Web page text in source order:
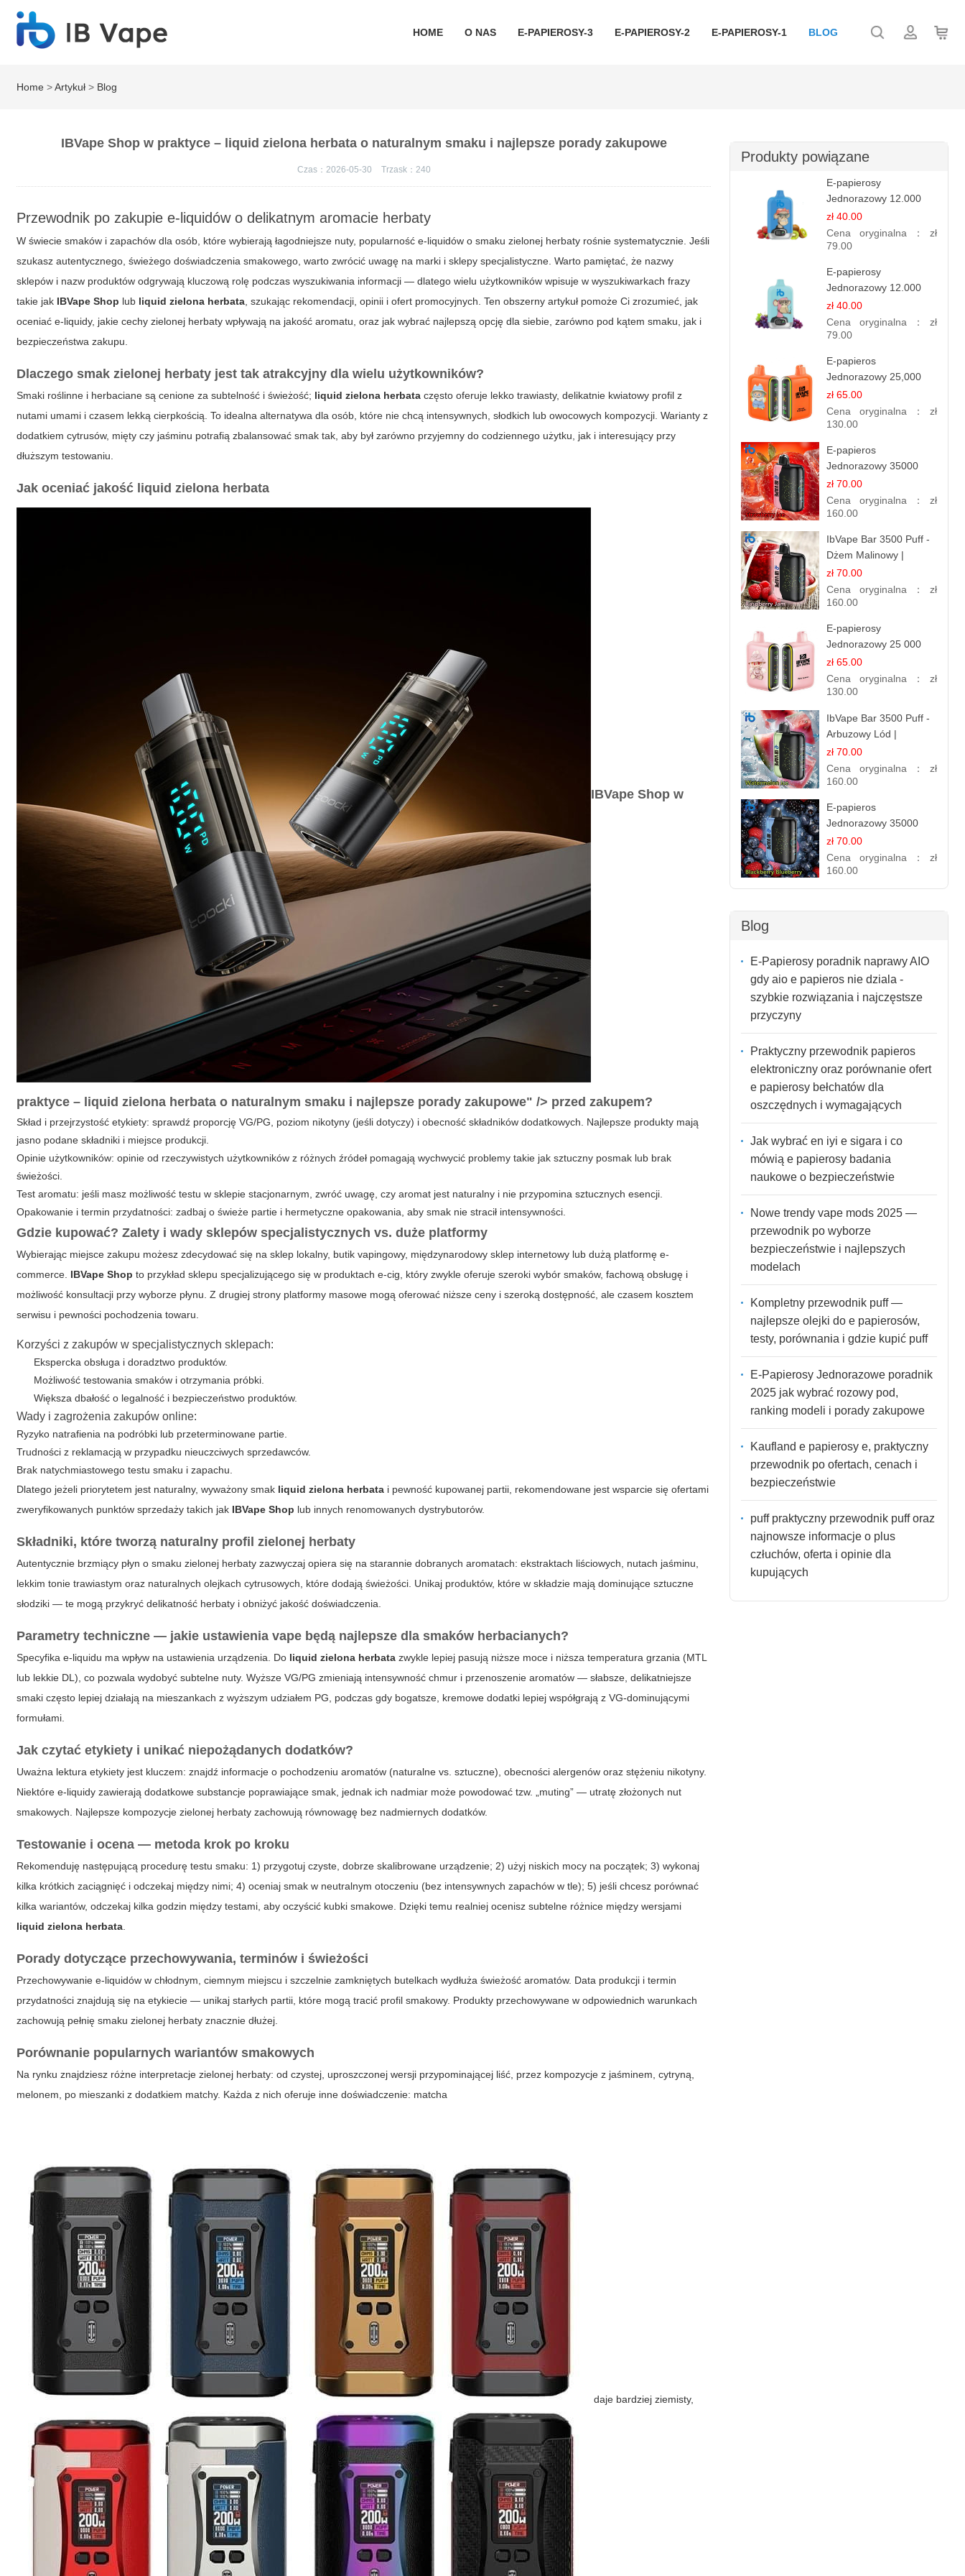
HOME O NAS E-PAPIEROSY-3 E-PAPIEROSY-2 E-PAPIEROSY-1 BLOG
Home >Artykuł > Blog
IBVape Shop w praktyce – liquid zielona herbata o naturalnym smaku i najlepsze porady zakupowe
Czas：2026-05-30 Trzask： 240
Przewodnik po zakupie e-liquidów o delikatnym aromacie herbaty
W świecie smaków i zapachów dla osób, które wybierają łagodniejsze nuty, popularność e-liquidów o smaku zielonej herbaty rośnie systematycznie. Jeśli
szukasz autentycznego, świeżego doświadczenia smakowego, warto zwrócić uwagę na marki i sklepy specjalistyczne. Warto pamiętać, że nazwy
sklepów i nazw produktów odgrywają kluczową rolę podczas wyszukiwania informacji — dlatego wielu użytkowników wpisuje w wyszukiwarkach frazy
takie jak IBVape Shop lub liquid zielona herbata , szukając rekomendacji, opinii i ofert promocyjnych. Ten obszerny artykuł pomoże Ci zrozumieć, jak
oceniać e-liquidy, jakie cechy zielonej herbaty wpływają na jakość aromatu, oraz jak wybrać najlepszą opcję dla siebie, zarówno pod kątem smaku, jak i
bezpieczeństwa zakupu.
Dlaczego smak zielonej herbaty jest tak atrakcyjny dla wielu użytkowników?
Smaki roślinne i herbaciane są cenione za subtelność i świeżość; liquid zielona herbata często oferuje lekko trawiasty, delikatnie kwiatowy profil z
nutami umami i czasem lekką cierpkością. To idealna alternatywa dla osób, które nie chcą intensywnych, słodkich lub owocowych kompozycji. Warianty z
dodatkiem cytrusów, mięty czy jaśminu potrafią zbalansować smak tak, aby był zarówno przyjemny do codziennego użytku, jak i interesujący przy
dłuższym testowaniu.
Jak oceniać jakość liquid zielona herbata
IBVape Shop w
praktyce – liquid zielona herbata o naturalnym smaku i najlepsze porady zakupowe" /> przed zakupem?
Skład i przejrzystość etykiety: sprawdź proporcję VG/PG, poziom nikotyny (jeśli dotyczy) i obecność składników dodatkowych. Najlepsze produkty mają
jasno podane składniki i miejsce produkcji.
Opinie użytkowników: opinie od rzeczywistych użytkowników z różnych źródeł pomagają wychwycić problemy takie jak sztuczny posmak lub brak
świeżości.
Test aromatu: jeśli masz możliwość testu w sklepie stacjonarnym, zwróć uwagę, czy aromat jest naturalny i nie przypomina sztucznych esencji.
Opakowanie i termin przydatności: zadbaj o świeże partie i hermetyczne opakowania, aby smak nie stracił intensywności.
Gdzie kupować? Zalety i wady sklepów specjalistycznych vs. duże platformy
Wybierając miejsce zakupu możesz zdecydować się na sklep lokalny, butik vapingowy, międzynarodowy sklep internetowy lub dużą platformę e-
commerce. IBVape Shop to przykład sklepu specjalizującego się w produktach e-cig, który zwykle oferuje szeroki wybór smaków, fachową obsługę i
możliwość konsultacji przy wyborze płynu. Z drugiej strony platformy masowe mogą oferować niższe ceny i szeroką dostępność, ale czasem kosztem
serwisu i pewności pochodzenia towaru.
Korzyści z zakupów w specjalistycznych sklepach:
Ekspercka obsługa i doradztwo produktów.
Możliwość testowania smaków i otrzymania próbki.
Większa dbałość o legalność i bezpieczeństwo produktów.
Wady i zagrożenia zakupów online:
Ryzyko natrafienia na podróbki lub przeterminowane partie.
Trudności z reklamacją w przypadku nieuczciwych sprzedawców.
Brak natychmiastowego testu smaku i zapachu.
Dlatego jeżeli priorytetem jest naturalny, wyważony smak liquid zielona herbata i pewność kupowanej partii, rekomendowane jest wsparcie się ofertami
zweryfikowanych punktów sprzedaży takich jak IBVape Shop lub innych renomowanych dystrybutorów.
Składniki, które tworzą naturalny profil zielonej herbaty
Autentycznie brzmiący płyn o smaku zielonej herbaty zazwyczaj opiera się na starannie dobranych aromatach: ekstraktach liściowych, nutach jaśminu,
lekkim tonie trawiastym oraz naturalnych olejkach cytrusowych, które dodają świeżości. Unikaj produktów, które w składzie mają dominujące sztuczne
słodziki — te mogą przykryć delikatność herbaty i obniżyć jakość doświadczenia.
Parametry techniczne — jakie ustawienia vape będą najlepsze dla smaków herbacianych?
Specyfika e-liquidu ma wpływ na ustawienia urządzenia. Do liquid zielona herbata zwykle lepiej pasują niższe moce i niższa temperatura grzania (MTL
lub lekkie DL), co pozwala wydobyć subtelne nuty. Wyższe VG/PG zmieniają intensywność chmur i przenoszenie aromatów — słabsze, delikatniejsze
smaki często lepiej działają na mieszankach z wyższym udziałem PG, podczas gdy bogatsze, kremowe dodatki lepiej współgrają z VG-dominującymi
formułami.
Jak czytać etykiety i unikać niepożądanych dodatków?
Uważna lektura etykiety jest kluczem: znajdź informacje o pochodzeniu aromatów (naturalne vs. sztuczne), obecności alergenów oraz stężeniu nikotyny.
Niektóre e-liquidy zawierają dodatkowe substancje poprawiające smak, jednak ich nadmiar może powodować tzw. „muting” — utratę złożonych nut
smakowych. Najlepsze kompozycje zielonej herbaty zachowują równowagę bez nadmiernych dodatków.
Testowanie i ocena — metoda krok po kroku
Rekomenduję następującą procedurę testu smaku: 1) przygotuj czyste, dobrze skalibrowane urządzenie; 2) użyj niskich mocy na początek; 3) wykonaj
kilka krótkich zaciągnięć i odczekaj między nimi; 4) oceniaj smak w neutralnym otoczeniu (bez intensywnych zapachów w tle); 5) jeśli chcesz porównać
kilka wariantów, odczekaj kilka godzin między testami, aby oczyścić kubki smakowe. Dzięki temu realniej ocenisz subtelne różnice między wersjami
liquid zielona herbata
Porady dotyczące przechowywania, terminów i świeżości
Przechowywanie e-liquidów w chłodnym, ciemnym miejscu i szczelnie zamkniętych butelkach wydłuża świeżość aromatów. Data produkcji i termin
przydatności znajdują się na etykiecie — unikaj starłych partii, które mogą tracić profil smakowy. Produkty przechowywane w odpowiednich warunkach
zachowują pełnię smaku zielonej herbaty znacznie dłużej.
Porównanie popularnych wariantów smakowych
Na rynku znajdziesz różne interpretacje zielonej herbaty: od czystej, uproszczonej wersji przypominającej liść, przez kompozycje z jaśminem, cytryną,
melonem, po mieszanki z dodatkiem matchy. Każda z nich oferuje inne doświadczenie: matcha
daje bardziej ziemisty,
Produkty powiązane
E-papierosy
Jednorazowy 12.000
Puff - Truskawka Kiwi |
Owocowa Równowaga
zł 40.00
Cena oryginalna： zł
79.00
E-papierosy
Jednorazowy 12.000
Puff - Porzeczka
Winogronowa |
Owocowa Moc
zł 40.00
Cena oryginalna： zł
79.00
E-papieros
Jednorazowy 25,000
Puff - Mango Ananas |
Tropikalny Smak
zł 65.00
Cena oryginalna： zł
130.00
E-papieros
Jednorazowy 35000
Puff - Truskawkowy Lód
| IBvape
zł 70.00
Cena oryginalna： zł
160.00
IbVape Bar 3500 Puff -
Dżem Malinowy |
Jednorazowy E-
papieros
zł 70.00
Cena oryginalna： zł
160.00
E-papierosy
Jednorazowy 25 000
Puff - Różowa Cytryna |
Orzeźwiający Owoc
zł 65.00
Cena oryginalna： zł
130.00
IbVape Bar 3500 Puff -
Arbuzowy Lód |
Orzeźwiający
Jednorazowy E-
papieros
zł 70.00
Cena oryginalna： zł
160.00
E-papieros
Jednorazowy 35000
Puff - Jeżyna Jagoda |
Bogaty Smak Leśnych
Owoców
zł 70.00
Cena oryginalna： zł
160.00
Blog
E-Papierosy poradnik naprawy AIO
gdy aio e papieros nie dziala -
szybkie rozwiązania i najczęstsze
przyczyny
Praktyczny przewodnik papieros
elektroniczny oraz porównanie ofert
e papierosy bełchatów dla
oszczędnych i wymagających
Jak wybrać en iyi e sigara i co
mówią e papierosy badania
naukowe o bezpieczeństwie
Nowe trendy vape mods 2025 —
przewodnik po wyborze
bezpieczeństwie i najlepszych
modelach
Kompletny przewodnik puff —
najlepsze olejki do e papierosów,
testy, porównania i gdzie kupić puff
E-Papierosy Jednorazowe poradnik
2025 jak wybrać rozowy pod,
ranking modeli i porady zakupowe
Kaufland e papierosy e, praktyczny
przewodnik po ofertach, cenach i
bezpieczeństwie
puff praktyczny przewodnik puff oraz
najnowsze informacje o plus
człuchów, oferta i opinie dla
kupujących